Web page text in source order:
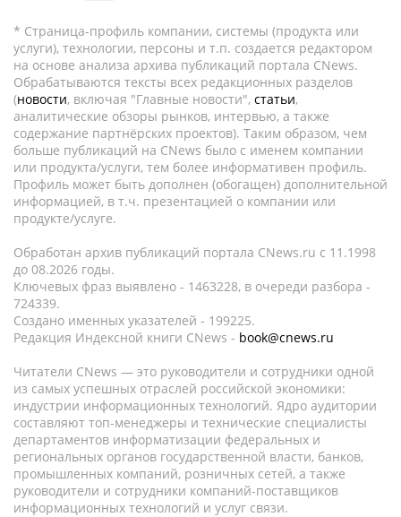
* Страница-профиль компании, системы (продукта или
услуги), технологии, персоны и т.п. создается редактором
на основе анализа архива публикаций портала CNews.
Обрабатываются тексты всех редакционных разделов
(новости, включая "Главные новости", статьи,
аналитические обзоры рынков, интервью, а также
содержание партнёрских проектов). Таким образом, чем
больше публикаций на CNews было с именем компании
или продукта/услуги, тем более информативен профиль.
Профиль может быть дополнен (обогащен) дополнительной
информацией, в т.ч. презентацией о компании или
продукте/услуге.
Обработан архив публикаций портала CNews.ru c 11.1998
до 08.2026 годы.
Ключевых фраз выявлено - 1463228, в очереди разбора -
724339.
Создано именных указателей - 199225.
Редакция Индексной книги CNews - book@cnews.ru
Читатели CNews — это руководители и сотрудники одной
из самых успешных отраслей российской экономики:
индустрии информационных технологий. Ядро аудитории
составляют топ-менеджеры и технические специалисты
департаментов информатизации федеральных и
региональных органов государственной власти, банков,
промышленных компаний, розничных сетей, а также
руководители и сотрудники компаний-поставщиков
информационных технологий и услуг связи.